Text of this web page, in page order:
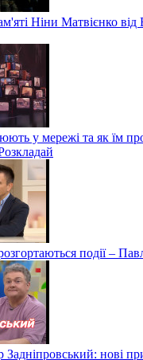
Ніни Матвієнко від
у мережі та як їм
події –
Задніпровський: нові